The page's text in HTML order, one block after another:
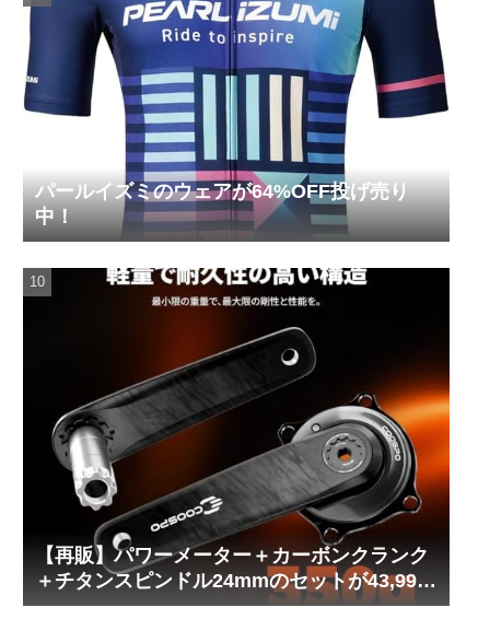
パールイズミのウェアが64%OFF投げ売り
中！
【再販】パワーメーター＋カーボンクランク
＋チタンスピンドル24mmのセットが43,999
円！